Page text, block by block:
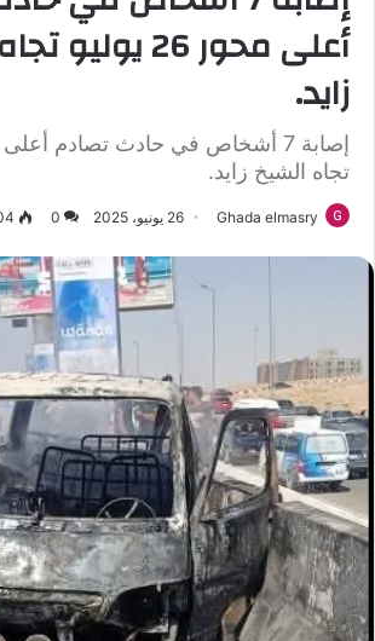
أعلى محور 26
زايد.
تجاه الشيخ زايد.
Ghada elmasry 26 يونيو، 2025 0